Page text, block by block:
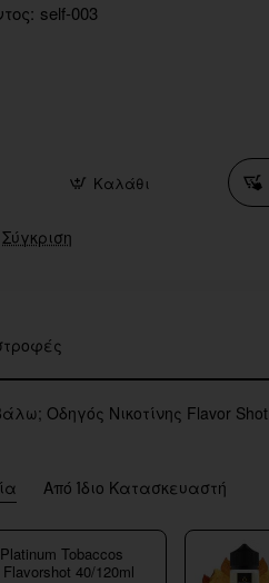
self-003
Καλάθι
Σύγκριση
Οδηγός Νικοτίνης Flavor Shot
Από Ίδιο Κατασκευαστή
Tobaccos
40/120ml